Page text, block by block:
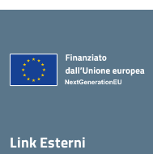
Link Esterni